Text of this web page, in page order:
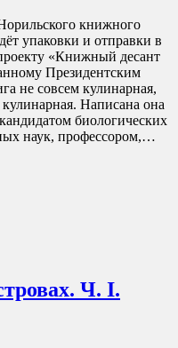
книжного
упаковки и отправки в
«Книжный десант
Президентским
не совсем кулинарная,
кулинарная. Написана она
биологических
наук, профессором,…
Ч. I.